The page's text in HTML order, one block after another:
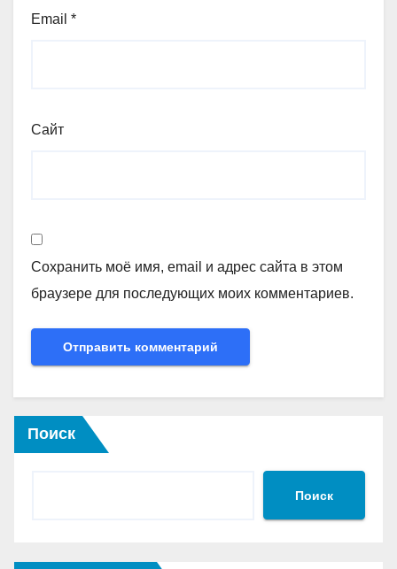
Email *
Сайт
Сохранить моё имя, email и адрес сайта в этом
браузере для последующих моих комментариев.
Поиск
Поиск